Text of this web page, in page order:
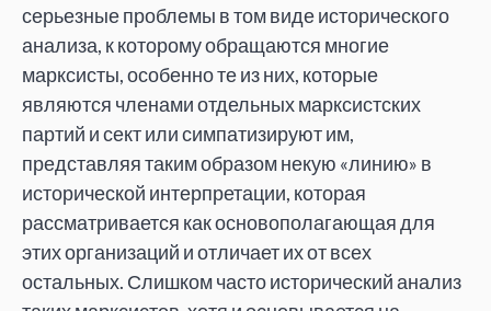
серьезные проблемы в том виде исторического
анализа, к которому обращаются многие
марксисты, особенно те из них, которые
являются членами отдельных марксистских
партий и сект или симпатизируют им,
представляя таким образом некую «линию» в
исторической интерпретации, которая
рассматривается как основополагающая для
этих организаций и отличает их от всех
остальных. Слишком часто исторический анализ